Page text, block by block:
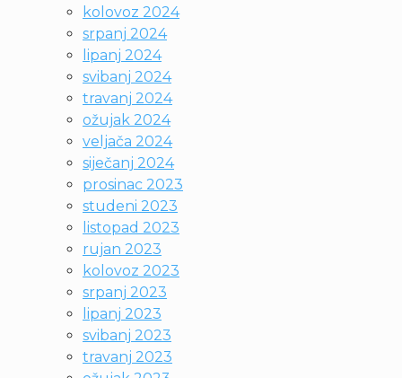
kolovoz 2024
srpanj 2024
lipanj 2024
svibanj 2024
travanj 2024
ožujak 2024
veljača 2024
siječanj 2024
prosinac 2023
studeni 2023
listopad 2023
rujan 2023
kolovoz 2023
srpanj 2023
lipanj 2023
svibanj 2023
travanj 2023